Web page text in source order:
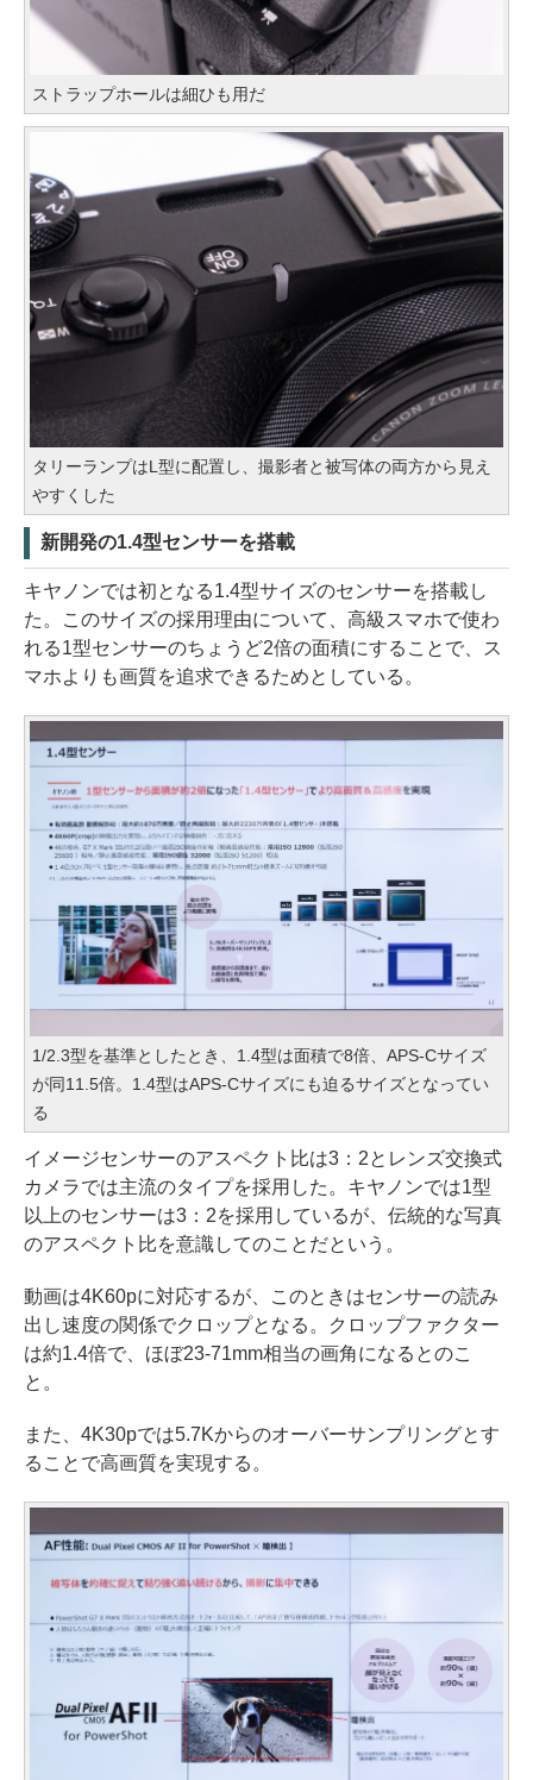
ストラップホールは細ひも用だ
タリーランプはL型に配置し、撮影者と被写体の両方から見え
やすくした
新開発の1.4型センサーを搭載
キヤノンでは初となる1.4型サイズのセンサーを搭載し
た。このサイズの採用理由について、高級スマホで使わ
れる1型センサーのちょうど2倍の面積にすることで、ス
マホよりも画質を追求できるためとしている。
1/2.3型を基準としたとき、1.4型は面積で8倍、APS-Cサイズ
が同11.5倍。1.4型はAPS-Cサイズにも迫るサイズとなってい
る
イメージセンサーのアスペクト比は3：2とレンズ交換式
カメラでは主流のタイプを採用した。キヤノンでは1型
以上のセンサーは3：2を採用しているが、伝統的な写真
のアスペクト比を意識してのことだという。
動画は4K60pに対応するが、このときはセンサーの読み
出し速度の関係でクロップとなる。クロップファクター
は約1.4倍で、ほぼ23-71mm相当の画角になるとのこ
と。
また、4K30pでは5.7Kからのオーバーサンプリングとす
ることで高画質を実現する。